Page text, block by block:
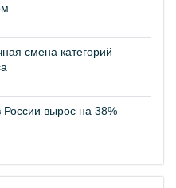
смена категорий
вырос на 38%